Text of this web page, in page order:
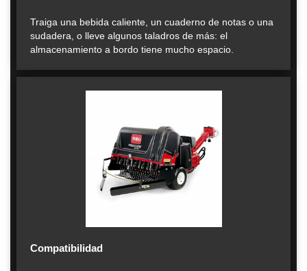
Traiga una bebida caliente, un cuaderno de notas o una
sudadera, o lleve algunos taladros de más: el
almacenamiento a bordo tiene mucho espacio.
Compatibilidad